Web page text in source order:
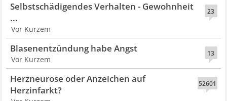
23
Selbstschädigendes Verhalten - Gewohnheit
...
Vor Kurzem
13
Blasenentzündung habe Angst
Vor Kurzem
52601
Herzneurose oder Anzeichen auf
Herzinfarkt?